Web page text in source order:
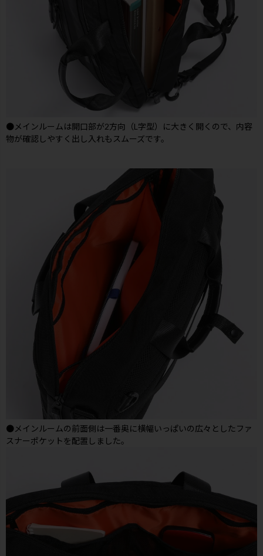
●メインルームは開口部が2方向（L字型）に大きく開くので、内容
物が確認しやすく出し入れもスムーズです。
●メインルームの前面側は一番奥に横幅いっぱいの広々としたファ
スナーポケットを配置しました。